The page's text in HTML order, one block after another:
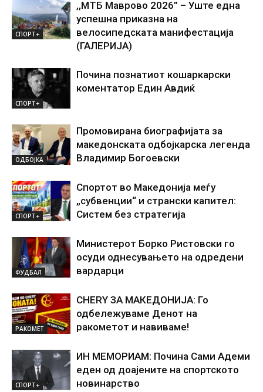
СПОРТ+
,,МТБ Маврово 2026” – Уште една
успешна приказна на
велосипедската манифестација
(ГАЛЕРИЈА)
СПОРТ+
Почина познатиот кошаркарски
коментатор Един Авдиќ
ОДБОЈКА
Промовирана биографијата за
македонската одбојкарска легенда
Владимир Богоевски
СПОРТ+
Спортот во Македонија меѓу
„субвенции“ и странски капител:
Систем без стратегија
ФУДБАЛ
Министерот Борко Ристовски го
осуди однесувањето на одредени
вардарци
РАКОМЕТ
CHERY ЗА МАКЕДОНИЈА: Го
одбележуваме Денот на
ракометот и навиваме!
СПОРТ+
ИН МЕМОРИАМ: Почина Сами Адеми
еден од доајените на спортското
новинарство